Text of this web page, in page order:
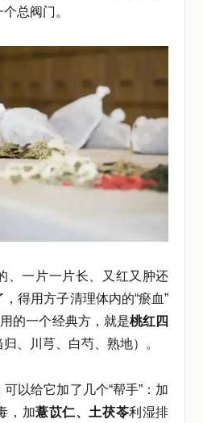
总阀门。
、一片一片长、又红又肿还
得用方子清理体内的“瘀血”
的一个经典方，就是桃红四
归、川芎、白芍、熟地）。
以给它加了几个“帮手”：加
，加薏苡仁、土茯苓利湿排